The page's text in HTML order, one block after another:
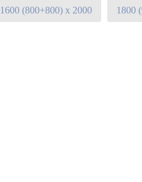
1600 (800+800) х 2000 1800